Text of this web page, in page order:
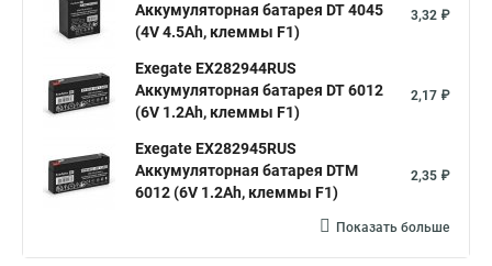
Аккумуляторная батарея DT 4045
(4V 4.5Ah, клеммы F1)
3,32 ₽
Exegate EX282944RUS
Аккумуляторная батарея DT 6012
(6V 1.2Ah, клеммы F1)
2,17 ₽
Exegate EX282945RUS
Аккумуляторная батарея DTM
6012 (6V 1.2Ah, клеммы F1)
2,35 ₽
Показать больше